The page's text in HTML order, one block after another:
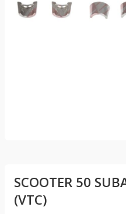
SCOOTER 50
(VTC)